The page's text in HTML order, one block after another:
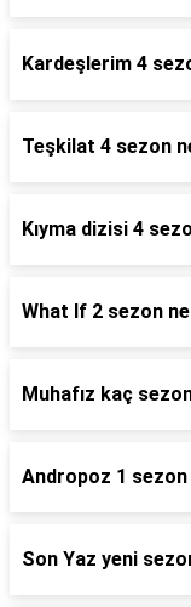
Kardeşlerim 4
Teşkilat 4 sezon
Kıyma dizisi 4
What If 2 sezon
Muhafız kaç
Andropoz 1 sezon
Son Yaz yeni